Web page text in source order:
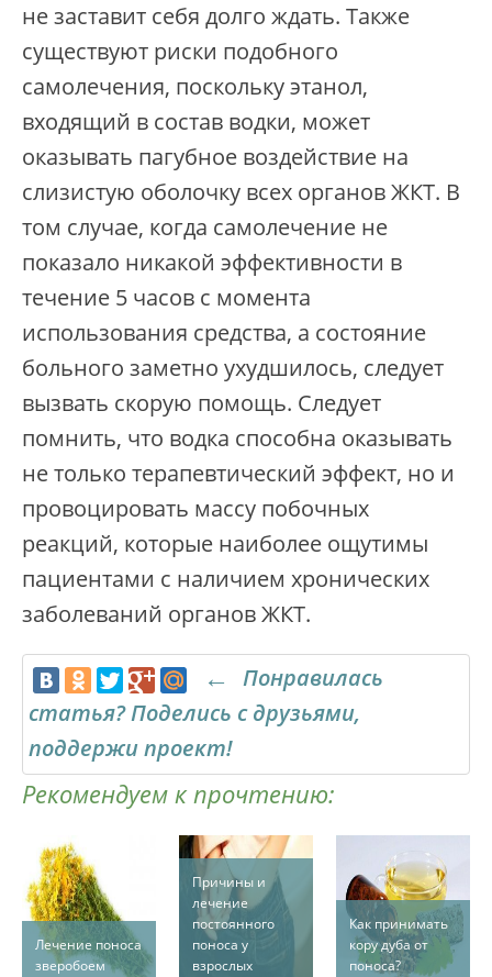
не заставит себя долго ждать. Также
существуют риски подобного
самолечения, поскольку этанол,
входящий в состав водки, может
оказывать пагубное воздействие на
слизистую оболочку всех органов ЖКТ. В
том случае, когда самолечение не
показало никакой эффективности в
течение 5 часов с момента
использования средства, а состояние
больного заметно ухудшилось, следует
вызвать скорую помощь. Следует
помнить, что водка способна оказывать
не только терапевтический эффект, но и
провоцировать массу побочных
реакций, которые наиболее ощутимы
пациентами с наличием хронических
заболеваний органов ЖКТ.
Понравилась
статья? Поделись с друзьями,
поддержи проект!
Рекомендуем к прочтению:
Лечение поноса
зверобоем
Причины и
лечение
постоянного
поноса у
взрослых
Как принимать
кору дуба от
поноса?